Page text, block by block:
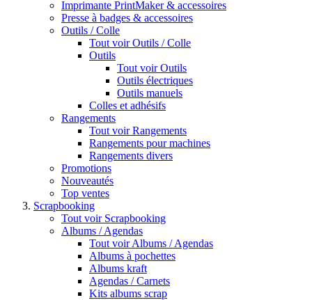
Imprimante PrintMaker & accessoires
Presse à badges & accessoires
Outils / Colle
Tout voir Outils / Colle
Outils
Tout voir Outils
Outils électriques
Outils manuels
Colles et adhésifs
Rangements
Tout voir Rangements
Rangements pour machines
Rangements divers
Promotions
Nouveautés
Top ventes
Scrapbooking
Tout voir Scrapbooking
Albums / Agendas
Tout voir Albums / Agendas
Albums à pochettes
Albums kraft
Agendas / Carnets
Kits albums scrap